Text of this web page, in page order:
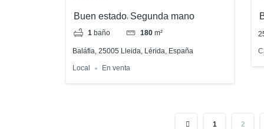
Buen estado Segunda mano
1 baño 180 m²
Baláfia, 25005 Lleida, Lérida, España
Local En venta
1 2